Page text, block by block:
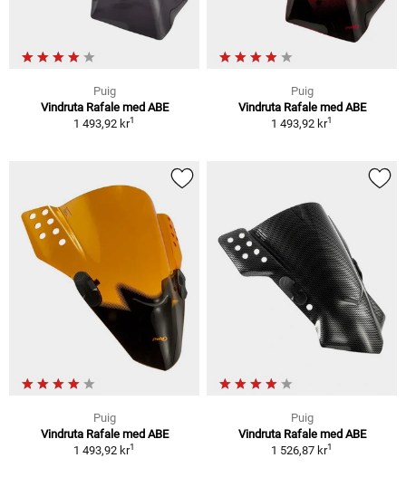
Puig
Vindruta Rafale med ABE
1 493,92 kr1
Puig
Vindruta Rafale med ABE
1 493,92 kr1
Puig
Vindruta Rafale med ABE
1 493,92 kr1
Puig
Vindruta Rafale med ABE
1 526,87 kr1